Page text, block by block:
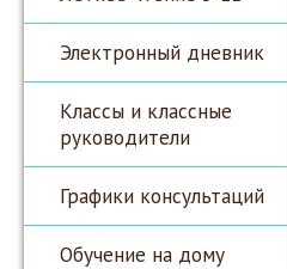
Электронный дневник
Классы и классные
руководители
Графики консультаций
Обучение на дому